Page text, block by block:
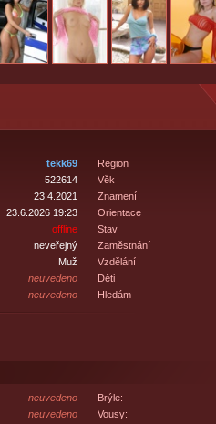
tekk69
522614
23.4.2021
23.6.2026 19:23
offline
neveřejný
Muž
neuvedeno
neuvedeno
Region
Věk
Znamení
Orientace
Stav
Zaměstnání
Vzdělání
Děti
Hledám
neuvedeno
neuvedeno
Brýle:
Vousy: